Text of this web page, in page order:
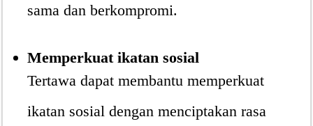
sama dan berkompromi.
Memperkuat ikatan sosial
Tertawa dapat membantu memperkuat
ikatan sosial dengan menciptakan rasa